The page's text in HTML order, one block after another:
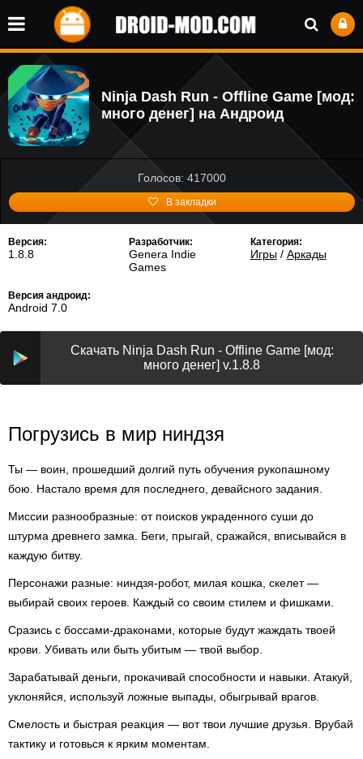
Ninja Dash Run - Offline Game [мод:
много денег] на Андроид
Голосов: 417000
В закладки
Версия:
1.8.8
Разработчик:
Genera Indie
Games
Категория:
Игры/ Аркады
Версия андроид:
Android 7.0
Скачать Ninja Dash Run - Offline Game [мод:
много денег] v.1.8.8
Погрузись в мир ниндзя
Ты — воин, прошедший долгий путь обучения рукопашному
бою. Настало время для последнего, девайсного задания.
Миссии разнообразные: от поисков украденного суши до
штурма древнего замка. Беги, прыгай, сражайся, вписывайся в
каждую битву.
Персонажи разные: ниндзя-робот, милая кошка, скелет —
выбирай своих героев. Каждый со своим стилем и фишками.
Сразись с боссами-драконами, которые будут жаждать твоей
крови. Убивать или быть убитым — твой выбор.
Зарабатывай деньги, прокачивай способности и навыки. Атакуй,
уклоняйся, используй ложные выпады, обыгрывай врагов.
Смелость и быстрая реакция — вот твои лучшие друзья. Врубай
тактику и готовься к ярким моментам.